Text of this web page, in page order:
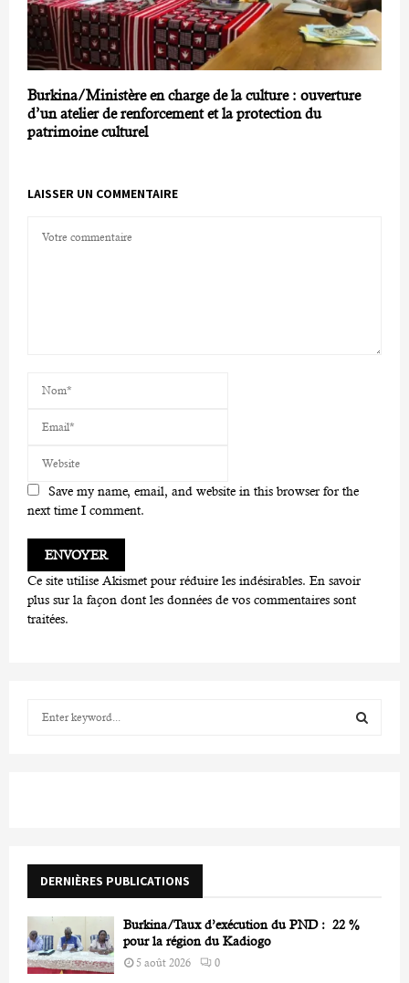
Burkina/Ministère en charge de la culture : ouverture
d’un atelier de renforcement et la protection du
patrimoine culturel
LAISSER UN COMMENTAIRE
Save my name, email, and website in this browser for the
next time I comment.
Ce site utilise Akismet pour réduire les indésirables. En savoir
plus sur la façon dont les données de vos commentaires sont
traitées.
r
DERNIÈRES PUBLICATIONS
Burkina/Taux d’exécution du PND : 22 %
pour la région du Kadiogo
5 août 2026 0